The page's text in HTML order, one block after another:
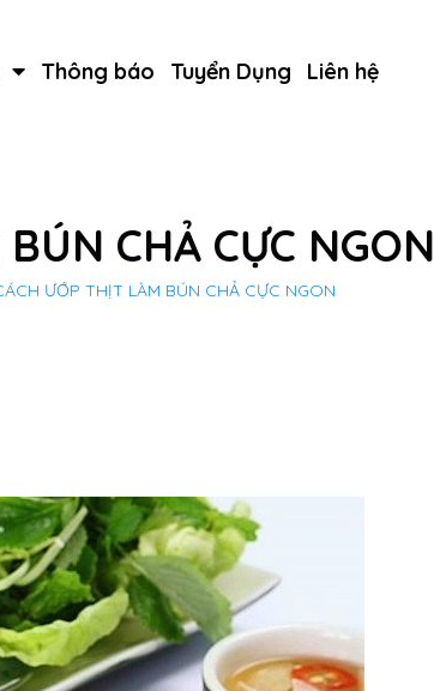
Thông báo Tuyển Dụng Liên hệ
CHẢ CỰC NGON
ƯỚP THỊT LÀM BÚN CHẢ CỰC NGON